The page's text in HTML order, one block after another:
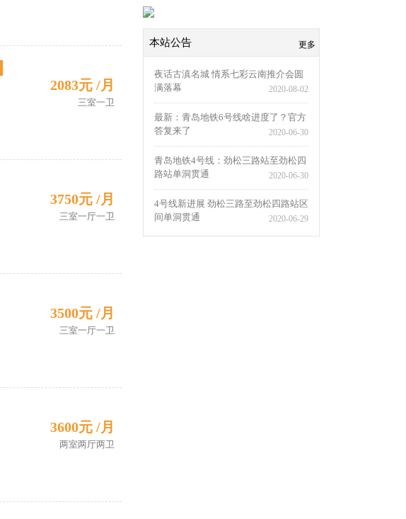
2083元 /月
三室一卫
3750元 /月
三室一厅一卫
3500元 /月
三室一厅一卫
3600元 /月
两室两厅两卫
本站公告 更多
夜话古滇名城 情系七彩云南推介会圆
满落幕
2020-08-02
最新：青岛地铁6号线啥进度了？官方
答复来了
2020-06-30
青岛地铁4号线：劲松三路站至劲松四
路站单洞贯通
2020-06-30
4号线新进展 劲松三路至劲松四路站区
间单洞贯通
2020-06-29